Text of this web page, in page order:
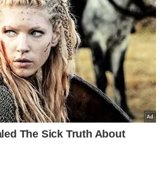
paladar melhor que o
que cada
os sabores de
destaca Ricardo Di
DO CHOCOLATE"?